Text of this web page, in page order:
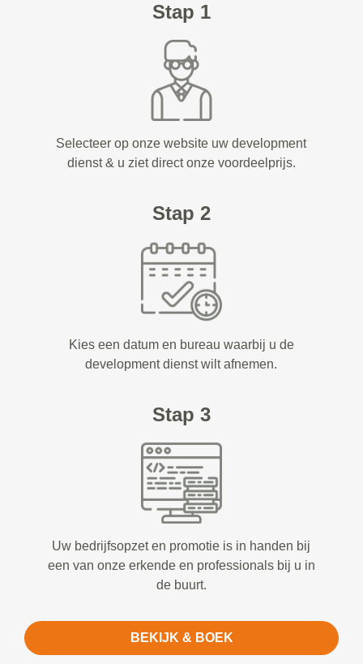
Stap 1
Selecteer op onze website uw development
dienst & u ziet direct onze voordeelprijs.
Stap 2
Kies een datum en bureau waarbij u de
development dienst wilt afnemen.
Stap 3
Uw bedrijfsopzet en promotie is in handen bij
een van onze erkende en professionals bij u in
de buurt.
BEKIJK & BOEK